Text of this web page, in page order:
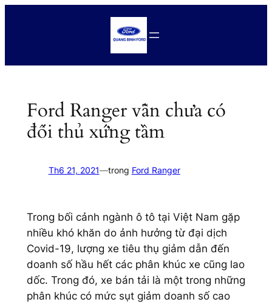
Ford Ranger vẫn chưa có
đối thủ xứng tầm
Th6 21, 2021—trong Ford Ranger
Trong bối cảnh ngành ô tô tại Việt Nam gặp
nhiều khó khăn do ảnh hưởng từ đại dịch
Covid-19, lượng xe tiêu thụ giảm dẫn đến
doanh số hầu hết các phân khúc xe cũng lao
dốc. Trong đó, xe bán tải là một trong những
phân khúc có mức sụt giảm doanh số cao